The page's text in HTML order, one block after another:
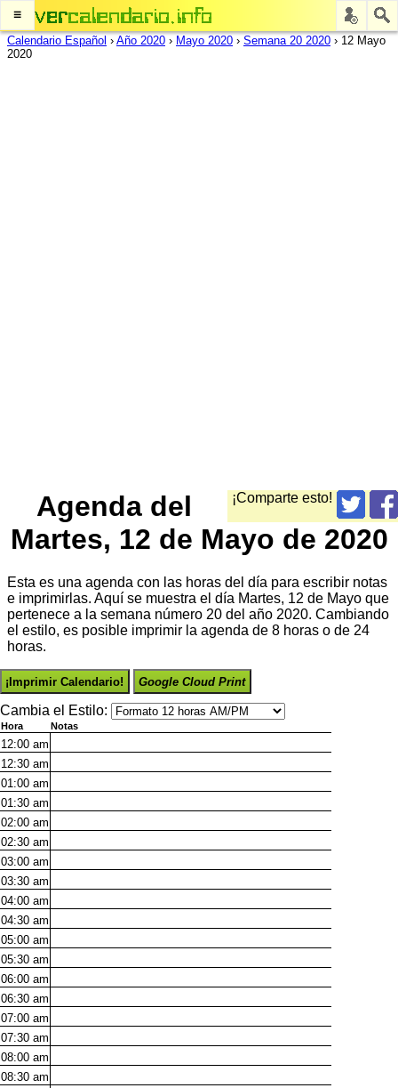
≡
Calendario Español › Año 2020 › Mayo 2020 › Semana 20 2020 › 12 Mayo
2020
¡Comparte esto!
Agenda del
Martes, 12 de Mayo de 2020
Esta es una agenda con las horas del día para escribir notas
e imprimirlas. Aquí se muestra el día Martes, 12 de Mayo que
pertenece a la semana número 20 del año 2020. Cambiando
el estilo, es posible imprimir la agenda de 8 horas o de 24
horas.
¡Imprimir Calendario! Google Cloud Print
Cambia el Estilo:
Hora Notas
12:00 am
12:30 am
01:00 am
01:30 am
02:00 am
02:30 am
03:00 am
03:30 am
04:00 am
04:30 am
05:00 am
05:30 am
06:00 am
06:30 am
07:00 am
07:30 am
08:00 am
08:30 am